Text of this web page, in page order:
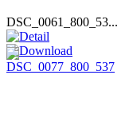
DSC_0061_800_53...